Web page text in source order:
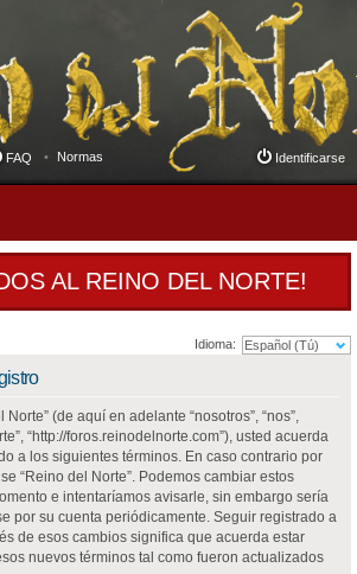
FAQ Normas Identificarse
AL REINO DEL NORTE!
Idioma:
(de aquí en adelante “nosotros”, “nos”,
“http://foros.reinodelnorte.com”), usted acuerda
a los siguientes términos. En caso contrario por
“Reino del Norte”. Podemos cambiar estos
e intentaríamos avisarle, sin embargo sería
por su cuenta periódicamente. Seguir registrado a
de esos cambios significa que acuerda estar
nuevos términos tal como fueron actualizados